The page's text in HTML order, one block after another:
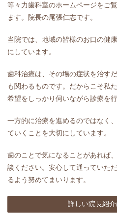
等々力歯科室のホームページをご
ます。院長の尾張仁志です。
当院では、地域の皆様のお口の健
にしています。
歯科治療は、その場の症状を治す
も関わるものです。だからこそ私
希望をしっかり伺いながら診療を行
一方的に治療を進めるのではなく
ていくことを大切にしています。
歯のことで気になることがあれば
談ください。安心して通っていた
るよう努めてまいります。
詳しい院長紹